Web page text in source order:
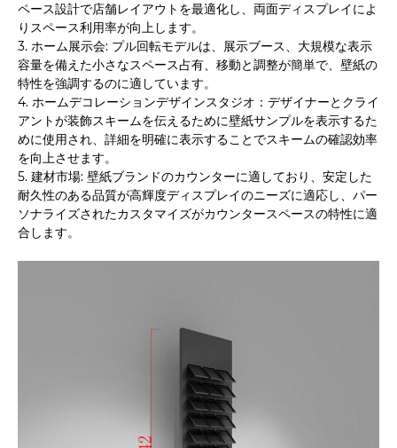
ペース設計で店舗レイアウトを最適化し、両面ディスプレイによ
りスペース利用率が向上します。
3. ホーム展示会: プル回転モデルは、展示ブース、大規模な表示
容量を備えた小さなスペース占有、移動と調整が簡単で、壁紙の
特性を強調するのに適しています。
4. ホームデコレーションデザインスタジオ：デザイナーとクライ
アントが装飾スキームを伝えるために壁紙サンプルを表示するた
めに使用され、詳細を明確に表示することでスキームの確認効率
を向上させます。
5. 建材市場: 壁紙ブランドのカウンターに適しており、安定した
耐久性のある品質が高輝度ディスプレイのニーズに適応し、パー
ソナライズされたカスタマイズがカウンタースペースの特性に適
合します。